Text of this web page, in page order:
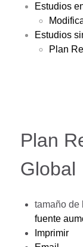
Estudios
Estudios
Plan
Plan
Global
tamaño de
fuente
Imprimir